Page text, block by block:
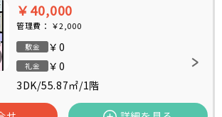
￥40,000
管理費： ￥2,000
敷金 ￥0
礼金
￥0
3DK/55.87㎡/1階